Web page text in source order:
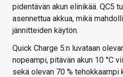
pidentävän akun elinikää. QC5
asennettua akkua, mikä
jännitteiden käytön.
Quick Charge 5:n luvataan
nopeampi, pitävän akun 10 °C
sekä olevan 70 % tehokkaampi